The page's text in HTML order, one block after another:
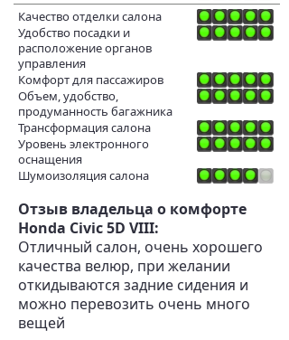
Качество отделки салона
Удобство посадки и
расположение органов
управления
Комфорт для пассажиров
Объем, удобство,
продуманность багажника
Трансформация салона
Уровень электронного
оснащения
Шумоизоляция салона
Отзыв владельца о комфорте
Honda Civic 5D VIII:
Отличный салон, очень хорошего
качества велюр, при желании
откидываются задние сидения и
можно перевозить очень много
вещей